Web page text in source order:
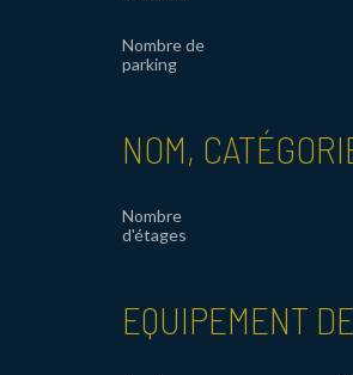
Nombre de
parking
NOM,
Nombre
d'étages
EQUIPEMENT